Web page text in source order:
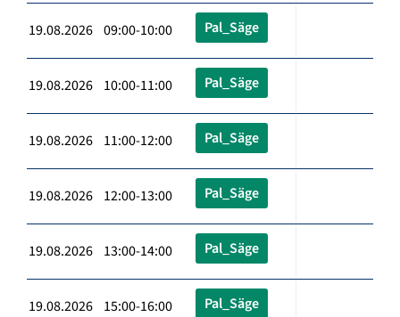
19.08.2026 09:00-10:00 Pal_Säge
19.08.2026 10:00-11:00 Pal_Säge
19.08.2026 11:00-12:00 Pal_Säge
19.08.2026 12:00-13:00 Pal_Säge
19.08.2026 13:00-14:00 Pal_Säge
19.08.2026 15:00-16:00 Pal_Säge